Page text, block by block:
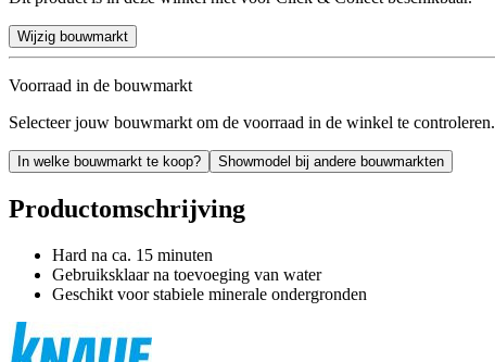
Wijzig bouwmarkt
Voorraad in de bouwmarkt
Selecteer jouw bouwmarkt om de voorraad in de winkel te controleren.
In welke bouwmarkt te koop? Showmodel bij andere bouwmarkten
Productomschrijving
Hard na ca. 15 minuten
Gebruiksklaar na toevoeging van water
Geschikt voor stabiele minerale ondergronden